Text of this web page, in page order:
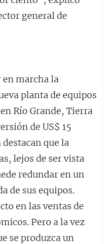
general de
en marcha la
planta de equipos
Río Grande, Tierra
de US$ 15
que la
lejos de ser vista
redundar en un
de sus equipos.
en las ventas de
Pero a la vez
se produzca un